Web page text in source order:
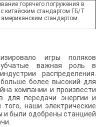
горячего погружения в
с китайским стандартом ГБ/Т
стандартом
игры поляков
важная роль в
распределения.
более высокий для
компании и произвести
для передачи энергии и
наши электрические
и были одобрены станцией